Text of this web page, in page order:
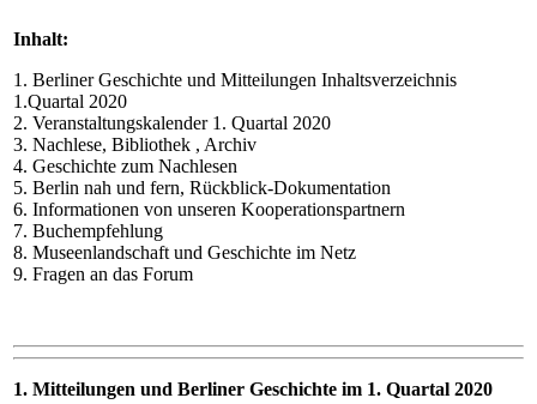
Inhalt:
1. Berliner Geschichte und Mitteilungen Inhaltsverzeichnis
1.Quartal 2020
2. Veranstaltungskalender 1. Quartal 2020
3. Nachlese, Bibliothek , Archiv
4. Geschichte zum Nachlesen
5. Berlin nah und fern, Rückblick-Dokumentation
6. Informationen von unseren Kooperationspartnern
7. Buchempfehlung
8. Museenlandschaft und Geschichte im Netz
9. Fragen an das Forum
1. Mitteilungen und Berliner Geschichte im 1. Quartal 2020